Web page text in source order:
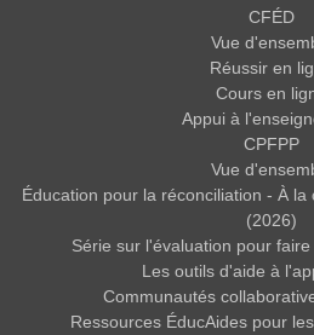
CFÉD
Vue
Réussir en
Cours en
Appui à
CPFPP
Vue
Éducation pour la réconciliation - À
(2026)
Série sur l'évaluation pour
Les outils d'aide à
Communautés
Ressources ÉducAides pour